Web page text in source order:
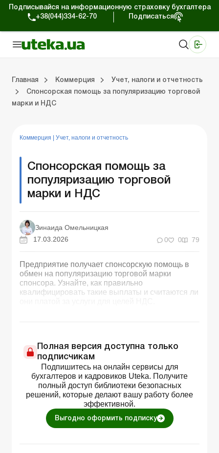
Подписывайся на информационную страховку бухгалтера
+38(044)334-62-70
Подписаться
Главная Коммерция
Учет, налоги и отчетность
Спонсорская помощь за популяризацию торговой
марки и НДС
Коммерция Учет, налоги и отчетность
Спонсорская помощь за
популяризацию торговой
марки и НДС
Зинаида Омельницкая
17.03.2026
0 0 79
Предприятие получает спонсорскую помощь в
обмен на популяризацию торговой марки
спонсора. Узнайте, как правильно
квалифицировать такие выплаты и считаются ли
Полная версия доступна только
подписчикам
Подпишитесь на онлайн сервисы для
бухгалтеров и кадровиков Uteka. Получите
полный доступ библиотеки безопасных
решений, которые делают вашу работу более
эффективной.
Выгодно оформить подписку